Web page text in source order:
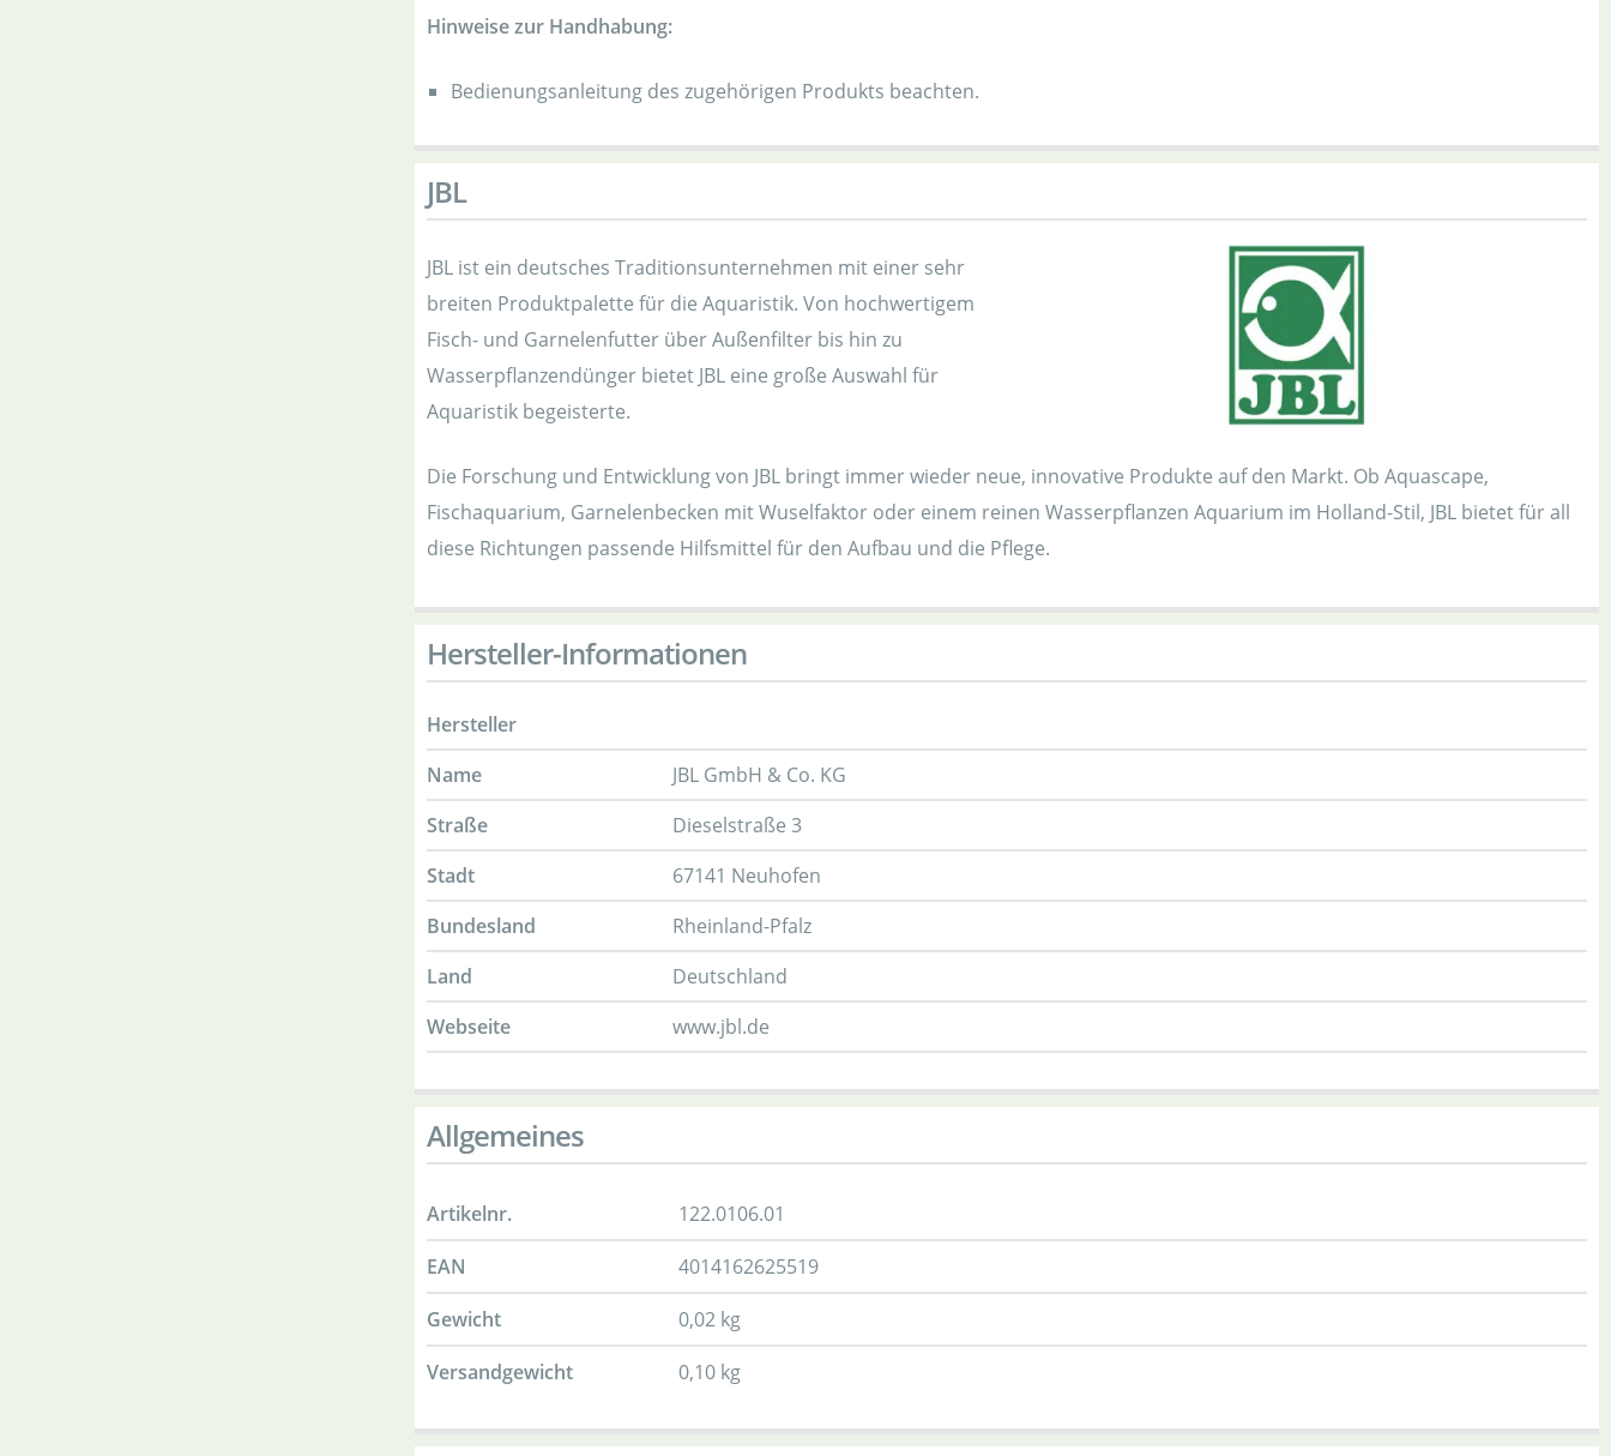
Hinweise zur Handhabung:
Bedienungsanleitung des zugehörigen Produkts beachten.
JBL
JBL ist ein deutsches Traditionsunternehmen mit einer sehr
breiten Produktpalette für die Aquaristik. Von hochwertigem
Fisch- und Garnelenfutter über Außenfilter bis hin zu
Wasserpflanzendünger bietet JBL eine große Auswahl für
Aquaristik begeisterte.
Die Forschung und Entwicklung von JBL bringt immer wieder neue, innovative Produkte auf den Markt. Ob Aquascape,
Fischaquarium, Garnelenbecken mit Wuselfaktor oder einem reinen Wasserpflanzen Aquarium im Holland-Stil, JBL bietet für all
diese Richtungen passende Hilfsmittel für den Aufbau und die Pflege.
Hersteller-Informationen
Hersteller
Name
JBL GmbH & Co. KG
Straße
Dieselstraße 3
Stadt
67141 Neuhofen
Bundesland
Rheinland-Pfalz
Land
Deutschland
Webseite
www.jbl.de
Allgemeines
Artikelnr.
122.0106.01
EAN
4014162625519
Gewicht
0,02 kg
Versandgewicht
0,10 kg